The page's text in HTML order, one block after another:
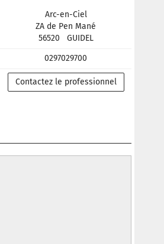
Arc-en-Ciel
ZA de Pen Mané
56520
GUIDEL
0297029700
Contactez le professionnel